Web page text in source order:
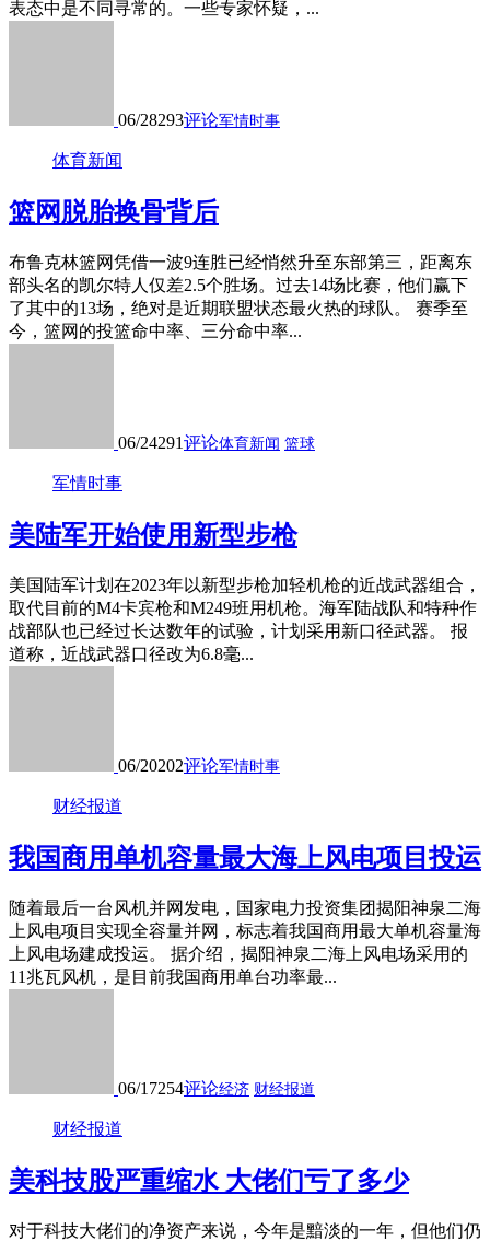
表态中是不同寻常的。一些专家怀疑，...
06/28293评论军情时事
体育新闻
篮网脱胎换骨背后
布鲁克林篮网凭借一波9连胜已经悄然升至东部第三，距离东
部头名的凯尔特人仅差2.5个胜场。过去14场比赛，他们赢下
了其中的13场，绝对是近期联盟状态最火热的球队。 赛季至
今，篮网的投篮命中率、三分命中率...
06/24291评论体育新闻 篮球
军情时事
美陆军开始使用新型步枪
美国陆军计划在2023年以新型步枪加轻机枪的近战武器组合，
取代目前的M4卡宾枪和M249班用机枪。海军陆战队和特种作
战部队也已经过长达数年的试验，计划采用新口径武器。 报
道称，近战武器口径改为6.8毫...
06/20202评论军情时事
财经报道
我国商用单机容量最大海上风电项目投运
随着最后一台风机并网发电，国家电力投资集团揭阳神泉二海
上风电项目实现全容量并网，标志着我国商用最大单机容量海
上风电场建成投运。 据介绍，揭阳神泉二海上风电场采用的
11兆瓦风机，是目前我国商用单台功率最...
06/17254评论经济 财经报道
财经报道
美科技股严重缩水 大佬们亏了多少
对于科技大佬们的净资产来说，今年是黯淡的一年，但他们仍